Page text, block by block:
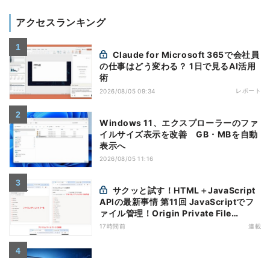
アクセスランキング
の仕事はどう変わる？ 1日で見るAI活用
術
2026/08/05 09:34 レポート
Windows 11、エクスプローラーのファ
イルサイズ表示を改善 GB・MBを自動
表示へ
2026/08/05 11:16
APIの最新事情 第11回 JavaScriptでフ
ァイル管理！Origin Private File
Systemを活用する
17時間前 連載